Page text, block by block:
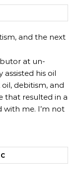
and the next
at un-
assisted his oil
debitism, and
that resulted in a
with me. I’m not